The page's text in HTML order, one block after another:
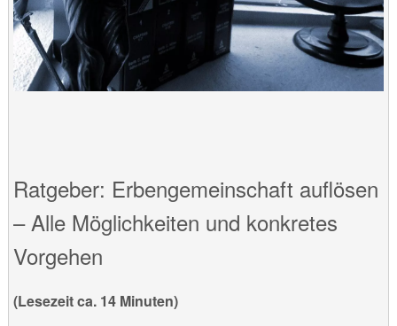
Ratgeber: Erbengemeinschaft auflösen
– Alle Möglichkeiten und konkretes
Vorgehen
(Lesezeit ca. 14 Minuten)